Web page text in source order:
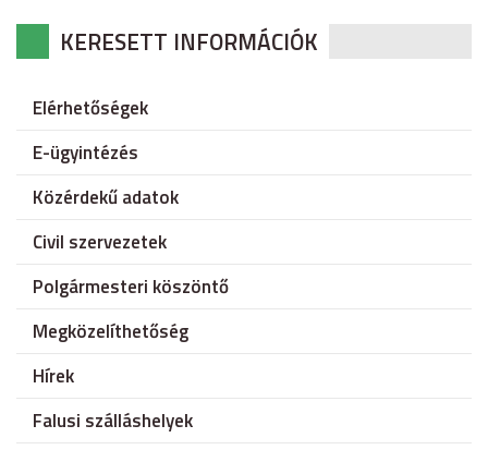
KERESETT INFORMÁCIÓK
Elérhetőségek
E-ügyintézés
Közérdekű adatok
Civil szervezetek
Polgármesteri köszöntő
Megközelíthetőség
Hírek
Falusi szálláshelyek